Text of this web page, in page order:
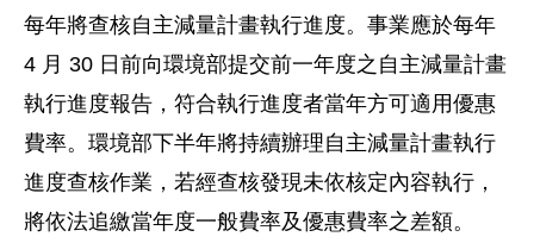
每年將查核自主減量計畫執行進度。事業應於每年
4 月 30 日前向環境部提交前一年度之自主減量計畫
執行進度報告，符合執行進度者當年方可適用優惠
費率。環境部下半年將持續辦理自主減量計畫執行
進度查核作業，若經查核發現未依核定內容執行，
將依法追繳當年度一般費率及優惠費率之差額。